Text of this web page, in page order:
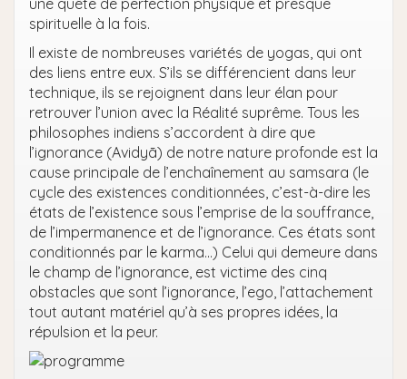
spirituelle à la fois.
Il existe de nombreuses variétés de yogas, qui ont
des liens entre eux. S’ils se différencient dans leur
technique, ils se rejoignent dans leur élan pour
retrouver l’union avec la Réalité suprême. Tous les
philosophes indiens s’accordent à dire que
l’ignorance (Avidyā) de notre nature profonde est la
cause principale de l’enchaînement au samsara (le
cycle des existences conditionnées, c’est-à-dire les
états de l’existence sous l’emprise de la souffrance,
de l’impermanence et de l’ignorance. Ces états sont
conditionnés par le karma…) Celui qui demeure dans
le champ de l’ignorance, est victime des cinq
obstacles que sont l’ignorance, l’ego, l’attachement
tout autant matériel qu’à ses propres idées, la
répulsion et la peur.